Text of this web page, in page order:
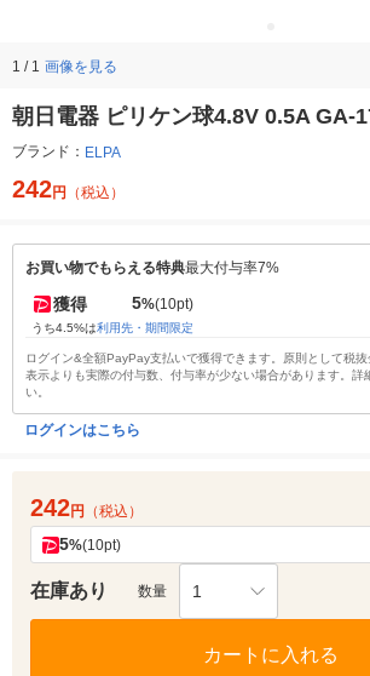
1 / 1 画像を見る
朝日電器 ピリケン球4.8V 0.5A GA-
ブランド： ELPA
242円 （税込）
お買い物でもらえる特典最大付与率7%
獲得 5%(10pt)
うち4.5%は利用先・期間限定
ログイン&全額PayPay支払いで獲得できます。原則として税抜
表示よりも実際の付与数、付与率が少ない場合があります。詳
い。
ログインはこちら
242円 （税込）
5%(10pt)
在庫あり 数量 1
カートに入れる